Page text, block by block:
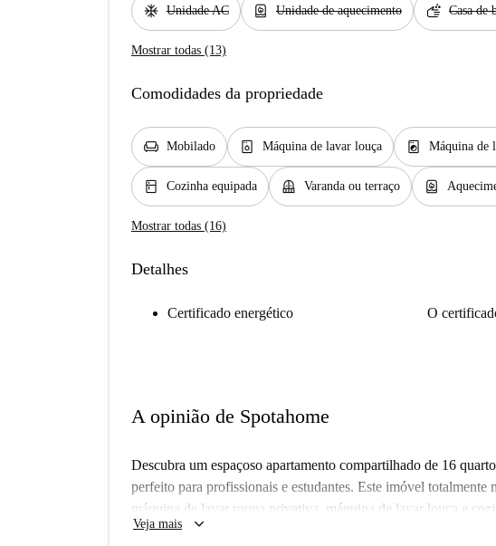
ac_unit Unidade AC water_heater Unidade de aquecimento soap Casa de
Mostrar todas (13)
Comodidades da propriedade
chair Mobilado dishwasher_gen Máquina de lavar louça local_laundry_service Máquina de
kitchen Cozinha equipada balcony Varanda ou terraço water_heater
Mostrar todas (16)
Detalhes
Certificado energético O
A opinião de Spotahome
Descubra um espaçoso apartamento compartilhado de 16
perfeito para profissionais e estudantes. Este imóvel totalmente
máquina de lavar roupa privativa, máquina de lavar louça e
comodidade. Com todas as contas incluídas, os inquilinos
Veja mais keyboard_arrow_down